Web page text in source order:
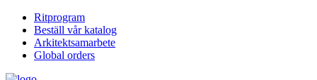
Ritprogram
Beställ vår katalog
Arkitektsamarbete
Global orders